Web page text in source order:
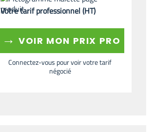
Votre tarif professionnel (HT)
→ VOIR MON PRIX PRO
Connectez-vous pour voir votre tarif
négocié